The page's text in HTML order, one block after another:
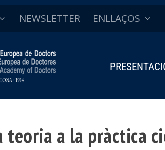
NEWSLETTER ENLLAÇOS
teoria a la pràctica